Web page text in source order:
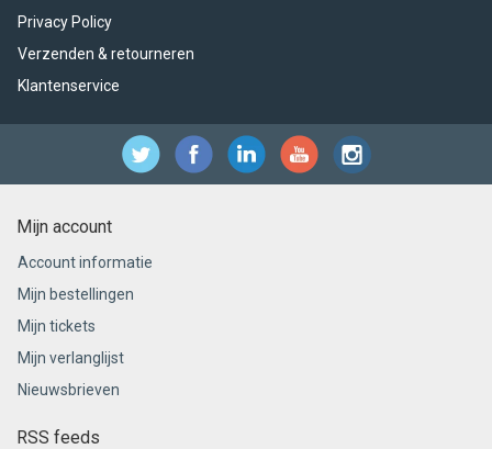
Privacy Policy
Verzenden & retourneren
Klantenservice
Mijn account
Account informatie
Mijn bestellingen
Mijn tickets
Mijn verlanglijst
Nieuwsbrieven
RSS feeds